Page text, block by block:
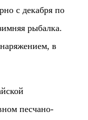
с декабря по
рыбалка.
в
песчано-